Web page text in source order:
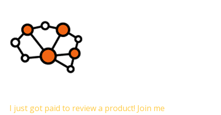
I just got paid to review a product! Join me